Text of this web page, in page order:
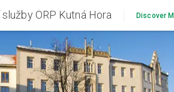
ORP Kutná Hora Discover